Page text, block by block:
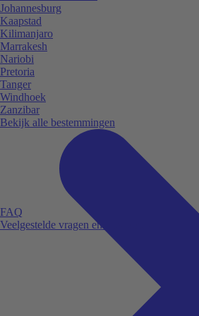
FAQ
Veelgestelde vragen en antwoorden.
Johannesburg
Kaapstad
Kilimanjaro
Marrakesh
Nariobi
Pretoria
Tanger
Windhoek
Zanzibar
Bekijk alle bestemmingen